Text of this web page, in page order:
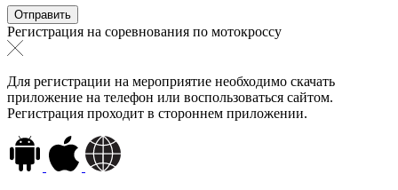
Регистрация на соревнования по мотокроссу
Для регистрации на мероприятие необходимо скачать
приложение на телефон или воспользоваться сайтом.
Регистрация проходит в стороннем приложении.